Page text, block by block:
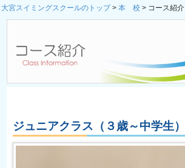
大宮スイミングスクールのトップ> 本 校 > コース紹介
ジュニアクラス（３歳～中学生）